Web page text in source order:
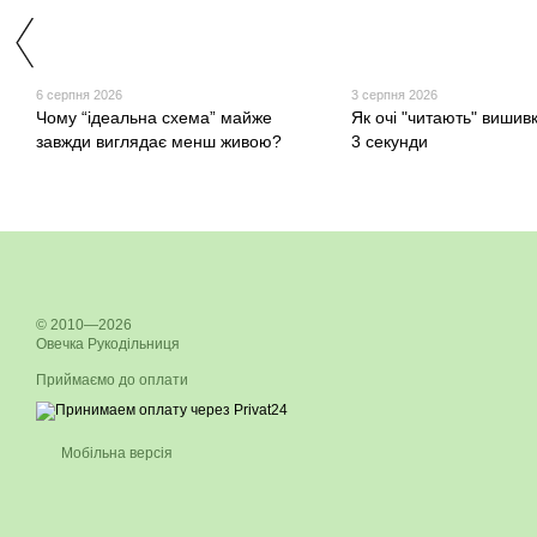
6 серпня 2026
Чому “ідеальна схема” майже
завжди виглядає менш живою?
3 серпня 2026
Як очі "читають"
3 секунди
© 2010—2026
Овечка Рукодільниця
Приймаємо до оплати
Мобільна версія